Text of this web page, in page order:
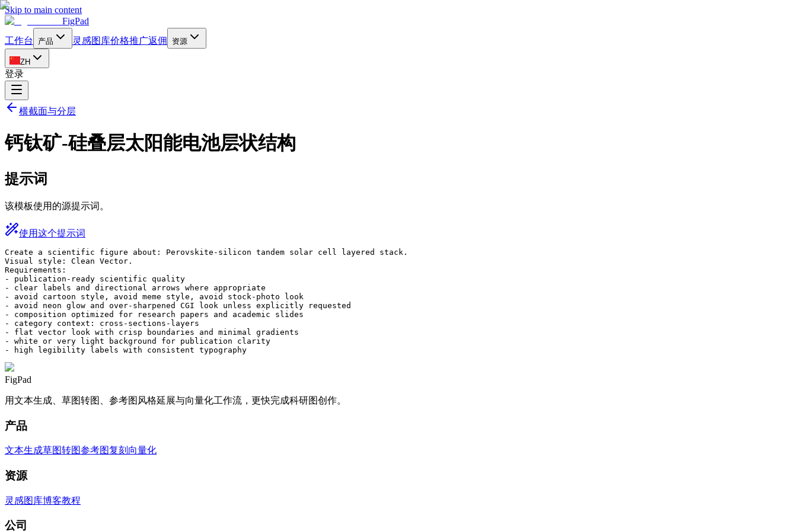
Skip to main content
FigPad
工作台
产品 灵感图库价格推广返佣 资源
ZH
登录
横截面与分层
钙钛矿-硅叠层太阳能电池层状结构
提示词
该模板使用的源提示词。
使用这个提示词
Create a scientific figure about: Perovskite-silicon tandem solar cell layered stack.
Visual style: Clean Vector.
Requirements:
- publication-ready scientific quality
- clear labels and directional arrows where appropriate
- avoid cartoon style, avoid meme style, avoid stock-photo look
- avoid neon glow and over-sharpened CGI look unless explicitly requested
- composition optimized for research papers and academic slides
- category context: cross-sections-layers
- flat vector look with crisp boundaries and minimal gradients
- white or very light background for publication clarity
- high legibility labels with consistent typography
FigPad
用文本生成、草图转图、参考图风格延展与向量化工作流，更快完成科研图创作。
产品
文本生成草图转图参考图复刻 向量化
资源
灵感图库博客教程
公司